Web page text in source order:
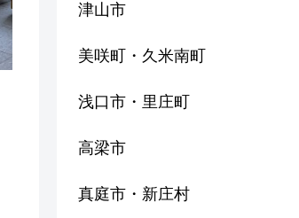
津山市
美咲町・久米南町
浅口市・里庄町
高梁市
真庭市・新庄村